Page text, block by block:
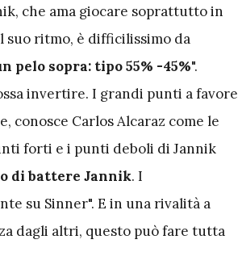
che ama giocare soprattutto in
suo ritmo, è difficilissimo da
pelo sopra: tipo 55% -45%".
invertire. I grandi punti a favore
conosce Carlos Alcaraz come le
forti e i punti deboli di Jannik
di battere Jannik. I
su Sinner". E in una rivalità a
dagli altri, questo può fare tutta